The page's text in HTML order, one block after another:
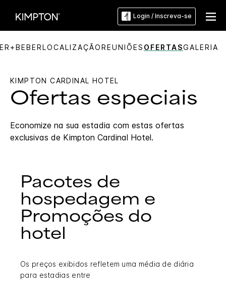
Login / Inscreva-se
LOCALIZAÇÃOREUNIÕES OFERTASGALERIA
KIMPTON CARDINAL HOTEL
Ofertas especiais
Economize na sua estadia com estas ofertas
exclusivas de Kimpton Cardinal Hotel.
Pacotes de
hospedagem e
Promoções do
hotel
Os preços exibidos refletem uma média de diária
para estadias entre